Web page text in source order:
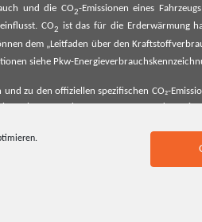
und die CO2-Emissionen eines
CO2
ist das für die Erderwärmung
dem „Leitfaden über den
siehe Pkw-
zu den offiziellen spezifischen CO₂-
neuer Pkw entnommen werden.